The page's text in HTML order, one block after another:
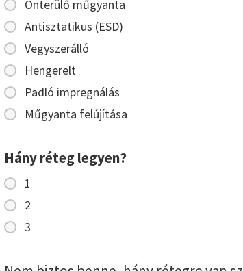
Önterülő műgyanta
Antisztatikus (ESD)
Vegyszerálló
Hengerelt
Padló impregnálás
Műgyanta felújítása
Hány réteg legyen?
1
2
3